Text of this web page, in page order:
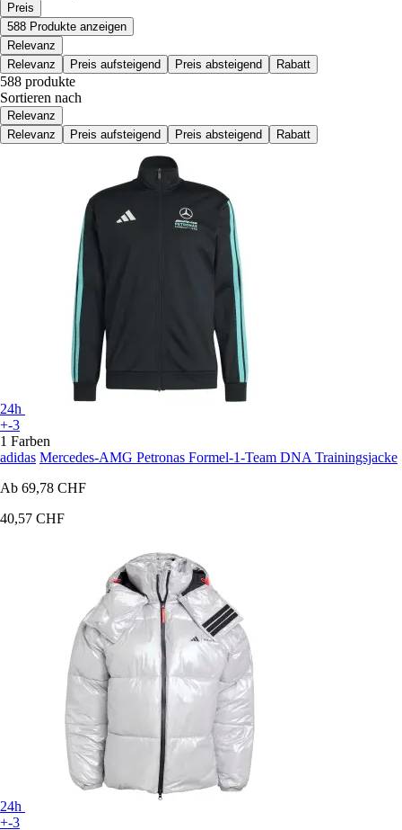
Preis
588 Produkte anzeigen
Relevanz
Relevanz
Preis aufsteigend Preis absteigend Rabatt
588 produkte
Sortieren nach
Relevanz
Relevanz
Preis aufsteigend Preis absteigend Rabatt
24h
+-3
1 Farben
adidas Mercedes-AMG Petronas Formel-1-Team DNA Trainingsjacke
Ab 69,78 CHF
40,57 CHF
24h
+-3